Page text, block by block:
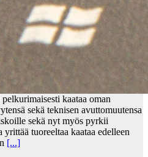
kaataa oman
sekä teknisen avuttomuutensa
sekä nyt myös pyrkii
tuoreeltaa kaataa edelleen
[...]